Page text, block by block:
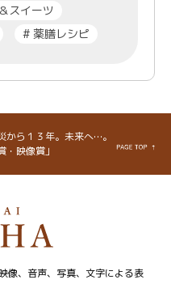
スイーツ
# 薬膳レシピ
から１３年。未来へ…。
・映像賞」
像、音声、写真、文字による表